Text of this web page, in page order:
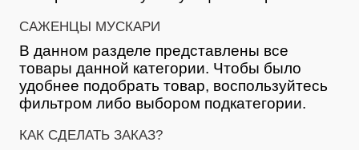
САЖЕНЦЫ МУСКАРИ
В данном разделе представлены все
товары данной категории. Чтобы было
удобнее подобрать товар, воспользуйтесь
фильтром либо выбором подкатегории.
КАК СДЕЛАТЬ ЗАКАЗ?